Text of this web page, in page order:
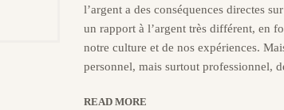
l’argent a des conséquences directes
un rapport à l’argent très différent, en
notre culture et de nos expériences.
personnel, mais surtout professionnel,
READ MORE